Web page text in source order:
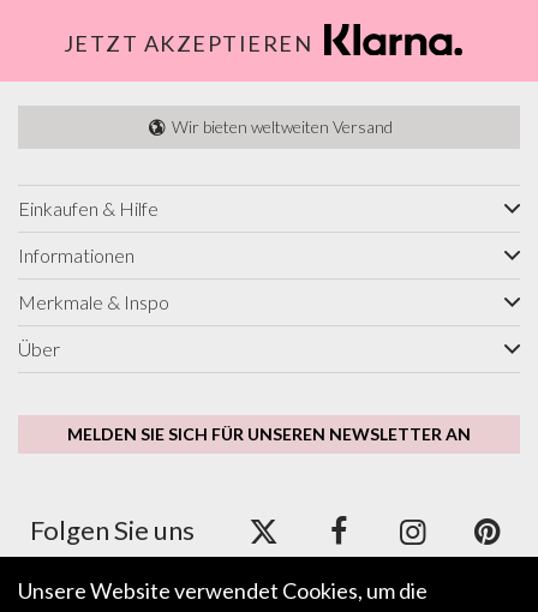
JETZT AKZEPTIEREN
Wir bieten weltweiten Versand
Einkaufen & Hilfe
Informationen
Merkmale & Inspo
Über
MELDEN SIE SICH FÜR UNSEREN NEWSLETTER AN
Folgen Sie uns
Unsere Website verwendet Cookies, um die